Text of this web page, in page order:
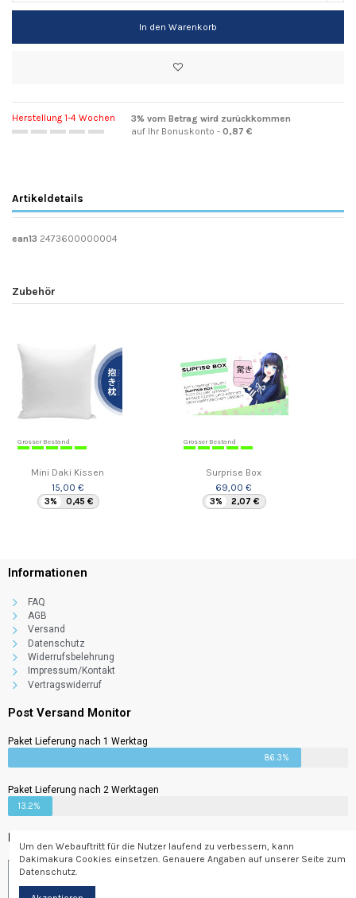
In den Warenkorb
Herstellung 1-4 Wochen
3% vom Betrag wird zurückkommen
auf Ihr Bonuskonto - 0,87 €
Artikeldetails
ean13 2473600000004
Zubehör
Grosser Bestand
Mini Daki Kissen
15,00 €
3% 0,45 €
Grosser Bestand
Surprise Box
69,00 €
3% 2,07 €
Informationen
FAQ
AGB
Versand
Datenschutz
Widerrufsbelehrung
Impressum/Kontakt
Vertragswiderruf
Post Versand Monitor
Paket Lieferung nach 1 Werktag
86.3%
Paket Lieferung nach 2 Werktagen
13.2%
Newsletter
Um den Webauftritt für die Nutzer laufend zu verbessern, kann
Dakimakura Cookies einsetzen. Genauere Angaben auf unserer Seite zum
Datenschutz.